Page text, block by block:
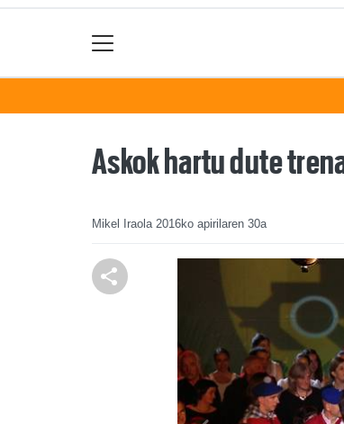
Askok hartu dute
Mikel Iraola 2016ko apirilaren 30a